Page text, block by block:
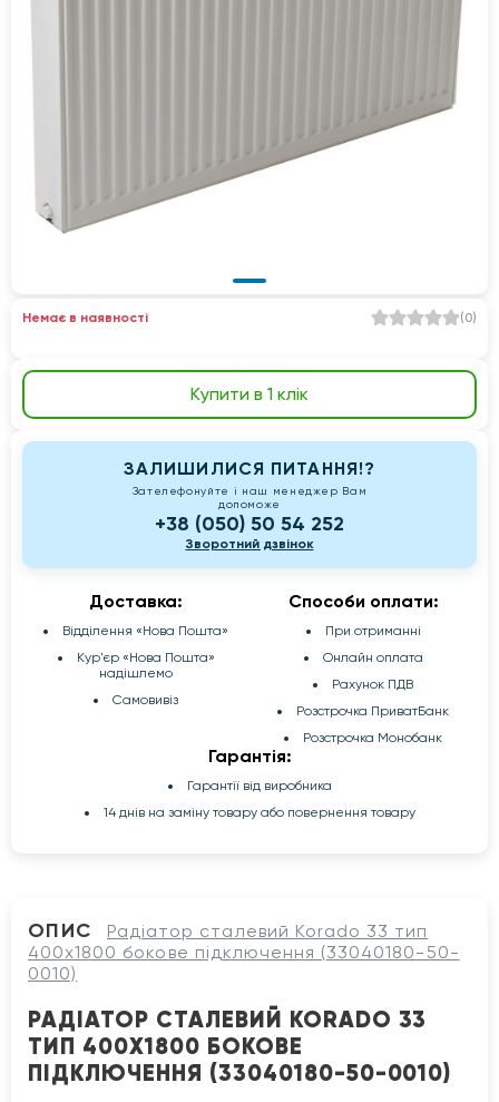
Немає в наявності (0)
Купити в 1 клік
ЗАЛИШИЛИСЯ ПИТАННЯ!?
Зателефонуйте і наш менеджер Вам
допоможе
+38 (050) 50 54 252
Зворотний дзвінок
Доставка:
Відділення «Нова Пошта»
Кур'єр «Нова Пошта»
надішлемо
Самовивіз
Способи оплати:
При отриманні
Онлайн оплата
Рахунок ПДВ
Розстрочка ПриватБанк
Розстрочка Монобанк
Гарантія:
Гарантії від виробника
14 днів на заміну товару або повернення товару
ОПИС
Радіатор сталевий Korado 33 тип
400x1800 бокове підключення (33040180-50-
0010)
РАДІАТОР СТАЛЕВИЙ KORADO 33
ТИП 400X1800 БОКОВЕ
ПІДКЛЮЧЕННЯ (33040180-50-0010)